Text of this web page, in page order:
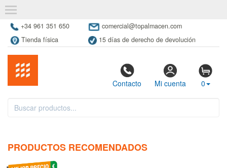
+34 961 351 650
comercial@topalmacen.com
Tienda física
15 días de derecho de devolución
Contacto Mi cuenta 0
PRODUCTOS RECOMENDADOS